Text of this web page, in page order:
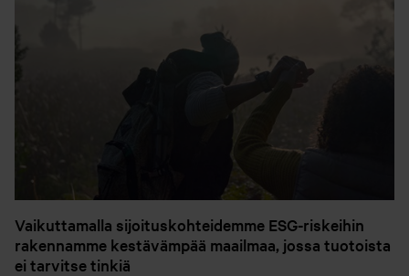
Vaikuttamalla sijoituskohteidemme ESG-riskeihin
rakennamme kestävämpää maailmaa, jossa tuotoista
ei tarvitse tinkiä